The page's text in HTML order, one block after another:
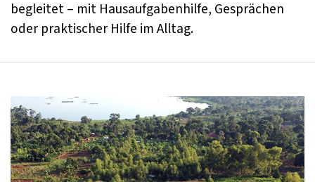
begleitet – mit Hausaufgabenhilfe, Gesprächen
oder praktischer Hilfe im Alltag.